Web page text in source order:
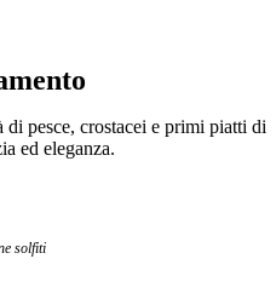
di pesce, crostacei e primi piatti di
ed eleganza.
solfiti